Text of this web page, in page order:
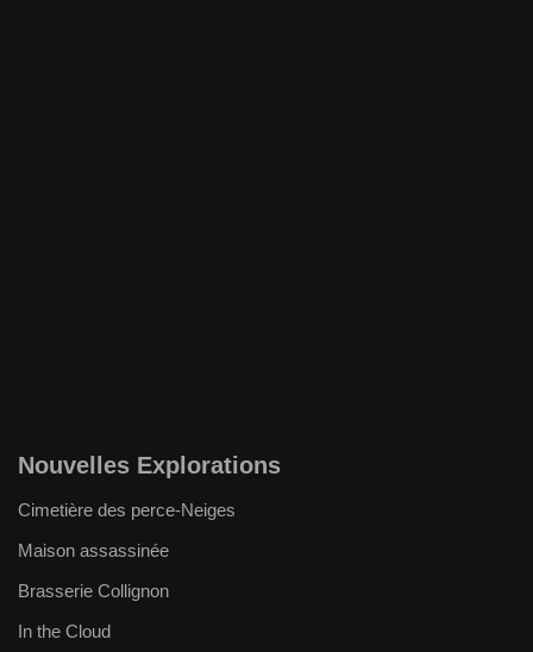
Nouvelles Explorations
Cimetière des perce-Neiges
Maison assassinée
Brasserie Collignon
In the Cloud